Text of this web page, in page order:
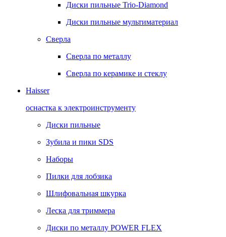
Диски пильные Trio-Diamond
Диски пильные мультиматериал
Сверла
Сверла по металлу
Сверла по керамике и стеклу
Haisser
оснастка к электроинструменту
Диски пильные
Зубила и пики SDS
Наборы
Пилки для лобзика
Шлифовальная шкурка
Леска для триммера
Диски по металлу POWER FLEX